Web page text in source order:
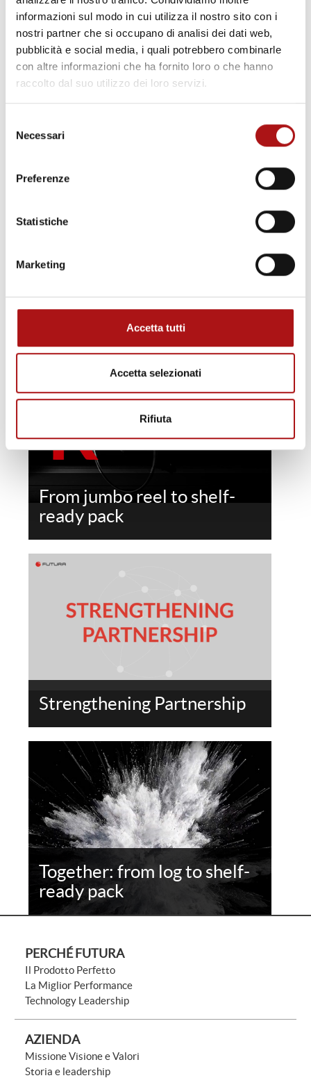
informazioni sul modo in cui utilizza il nostro sito con i
nostri partner che si occupano di analisi dei dati web,
pubblicità e social media, i quali potrebbero combinarle
con altre informazioni che ha fornito loro o che hanno
raccolto dal suo utilizzo dei loro servizi.
delNecessari
Preferenze
Statistiche
Marketing
Accetta tutti
Accetta selezionati
Rifiuta
Guardaci IN AZIONE!
Futura presents Camallo
From jumbo reel to shelf-
ready pack
Strengthening Partnership
Together: from log to shelf-
ready pack
PERCHÉ FUTURA
Il Prodotto Perfetto
La Miglior Performance
Technology Leadership
AZIENDA
Missione Visione e Valori
Storia e leadership